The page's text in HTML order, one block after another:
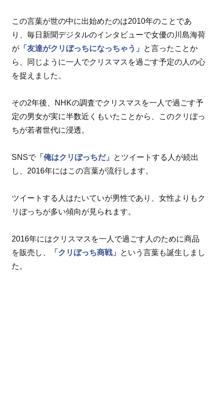
この言葉が世の中に出始めたのは2010年のことであ
り、毎日新聞デジタルのインタビューで女優の川島海荷
が 「友達がクリぼっちになっちゃう」
と言ったことか
ら、同じように一人でクリスマスを過ごす予定の人の心
を捉えました。
その2年後、NHKの調査でクリスマスを一人で過ごす予
定の男女が実に半数近くもいたことから、このクリぼっ
ちが若者世代に浸透。
SNSで「俺はクリぼっちだ」
とツイートする人が続出
し、2016年にはこの言葉が流行します。
ツイートする人はたいていが男性であり、女性よりもク
リぼっちが多い傾向が見られます。
2016年にはクリスマスを一人で過ごす人のために商品
を販売し、
「クリぼっち商戦」
という言葉も誕生しまし
た。